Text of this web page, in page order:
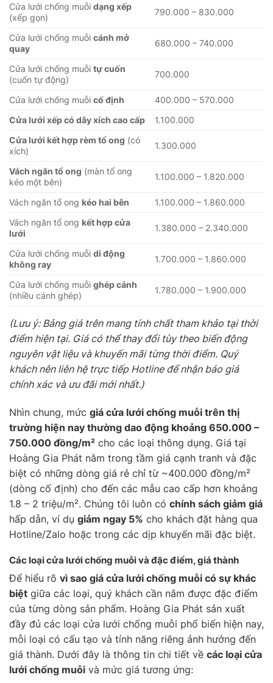
Cửa lưới chống muỗi dạng xếp
(xếp gọn)
790.000 – 830.000
Cửa lưới chống muỗi cánh mở
quay
680.000 – 740.000
Cửa lưới chống muỗi tự cuốn
(cuốn tự động)
700.000
Cửa lưới chống muỗi cố định
400.000 – 570.000
Cửa lưới xếp có dây xích cao cấp
1.100.000
Cửa lưới kết hợp rèm tổ ong (có
xích)
1.300.000
Vách ngăn tổ ong (màn tổ ong
kéo một bên)
1.100.000 – 1.820.000
Vách ngăn tổ ong kéo hai bên
1.100.000 – 1.860.000
Vách ngăn tổ ong kết hợp cửa
lưới
1.380.000 – 2.340.000
Cửa lưới chống muỗi di động
không ray
1.700.000 – 1.860.000
Cửa lưới chống muỗi ghép cánh
(nhiều cánh ghép)
1.780.000 – 1.900.000
(Lưu ý: Bảng giá trên mang tính chất tham khảo tại thời
điểm hiện tại. Giá có thể thay đổi tùy theo biến động
nguyên vật liệu và khuyến mãi từng thời điểm. Quý
khách nên liên hệ trực tiếp Hotline để nhận báo giá
chính xác và ưu đãi mới nhất.)
Nhìn chung, mức giá cửa lưới chống muỗi trên thị
trường hiện nay thường dao động khoảng 650.000 –
750.000 đồng/m² cho các loại thông dụng. Giá tại
Hoàng Gia Phát nằm trong tầm giá cạnh tranh và đặc
biệt có những dòng giá rẻ chỉ từ ~400.000 đồng/m²
(dòng cố định) cho đến các mẫu cao cấp hơn khoảng
1.8 – 2 triệu/m². Chúng tôi luôn có chính sách giảm giá
hấp dẫn, ví dụ giảm ngay 5% cho khách đặt hàng qua
Hotline/Zalo hoặc trong các dịp khuyến mãi đặc biệt.
Các loại cửa lưới chống muỗi và đặc điểm, giá thành
Để hiểu rõ vì sao giá cửa lưới chống muỗi có sự khác
biệt giữa các loại, quý khách cần nắm được đặc điểm
của từng dòng sản phẩm. Hoàng Gia Phát sản xuất
đầy đủ các loại cửa lưới chống muỗi phổ biến hiện nay,
mỗi loại có cấu tạo và tính năng riêng ảnh hưởng đến
giá thành. Dưới đây là thông tin chi tiết về các loại cửa
lưới chống muỗi và mức giá tương ứng: